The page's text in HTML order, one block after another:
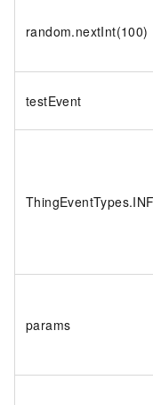
random.nextInt(100)
testEvent
params